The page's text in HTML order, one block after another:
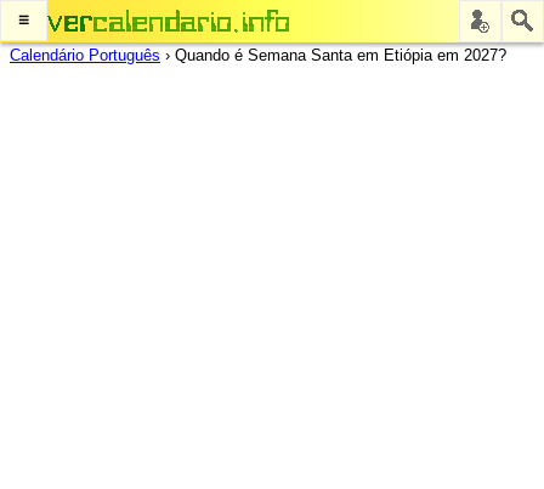
≡
Calendário Português › Quando é Semana Santa em Etiópia em 2027?